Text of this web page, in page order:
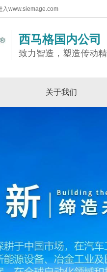
入www.siemage.com
西马格国内公司
致力智造，塑造传动
关于我们